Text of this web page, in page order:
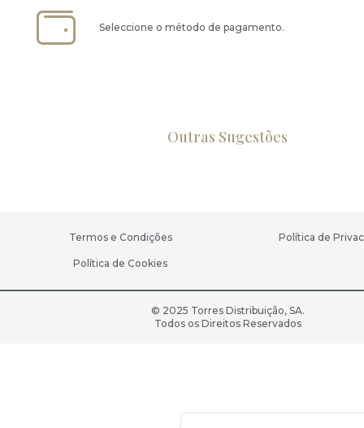
Seleccione o método de pagamento.
Outras Sugestões
Termos e Condições Política de
Política de Cookies
© 2025 Torres Distribuição, SA.
Todos os Direitos Reservados